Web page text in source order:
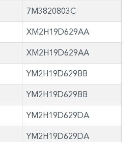
7M3820803C
XM2H19D629AA
XM2H19D629AA
YM2H19D629BB
YM2H19D629BB
YM2H19D629DA
YM2H19D629DA